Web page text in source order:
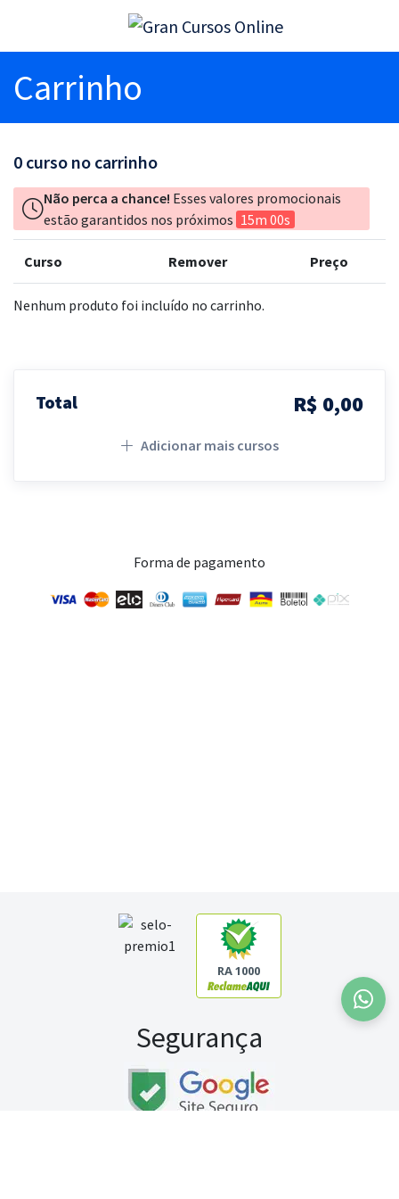
Carrinho
0 curso no carrinho
Não perca a chance! Esses valores promocionais
estão garantidos nos próximos 15m 00s
Curso Remover Preço
Nenhum produto foi incluído no carrinho.
Total R$ 0,00
Adicionar mais cursos
Forma de pagamento
RA 1000
Segurança